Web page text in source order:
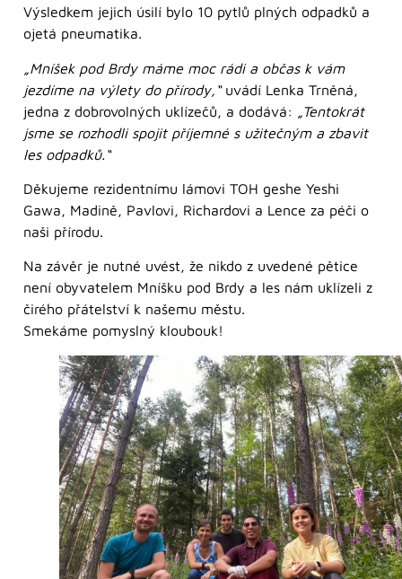
Výsledkem jejich úsilí bylo 10 pytlů plných odpadků a
ojetá pneumatika.
„Mníšek pod Brdy máme moc rádi a občas k vám
jezdíme na výlety do přírody,“uvádí Lenka Trněná,
jedna z dobrovolných uklízečů, a dodává:
„Tentokrát
jsme se rozhodli spojit příjemné s užitečným a zbavit
les odpadků.“
Děkujeme rezidentnímu lámovi TOH geshe Yeshi
Gawa, Madině, Pavlovi, Richardovi a Lence za péči o
naši přírodu.
Na závěr je nutné uvést, že nikdo z uvedené pětice
není obyvatelem Mníšku pod Brdy a les nám uklízeli z
čirého přátelství k našemu městu.
Smekáme pomyslný kloubouk!